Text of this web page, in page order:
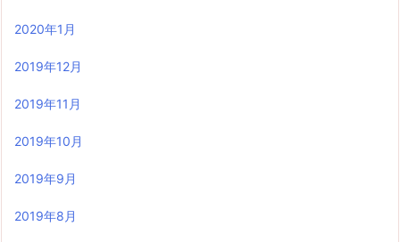
2020年1月
2019年12月
2019年11月
2019年10月
2019年9月
2019年8月